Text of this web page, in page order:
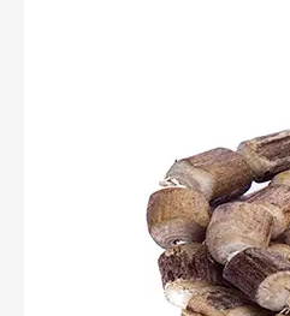
comment
on
commence?